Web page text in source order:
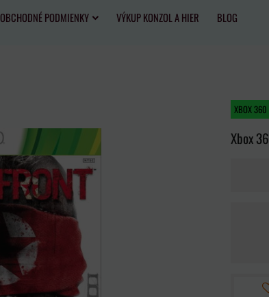
OBCHODNÉ PODMIENKY VÝKUP KONZOL A HIER BLOG
XBOX 360
Xbox